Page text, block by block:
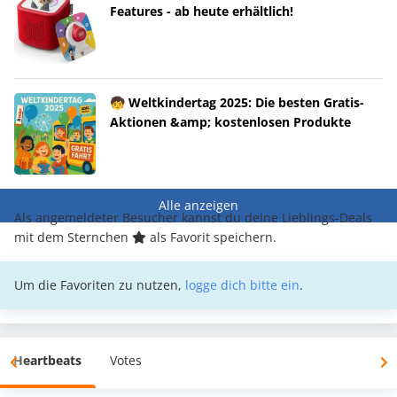
Features - ab heute erhältlich!
🧒 Weltkindertag 2025: Die besten Gratis-
Aktionen &amp; kostenlosen Produkte
Alle anzeigen
Als angemeldeter Besucher kannst du deine Lieblings-Deals
mit dem Sternchen
als Favorit speichern.
Um die Favoriten zu nutzen, logge dich bitte ein.
Heartbeats Votes